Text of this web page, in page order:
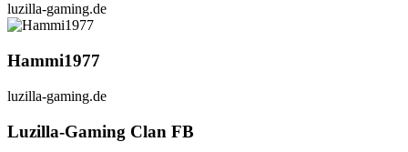
luzilla-gaming.de
Hammi1977
luzilla-gaming.de
Luzilla-Gaming Clan FB